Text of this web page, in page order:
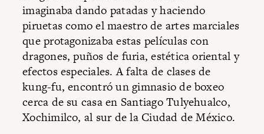
imaginaba dando patadas y haciendo
piruetas como el maestro de artes marciales
que protagonizaba estas películas con
dragones, puños de furia, estética oriental y
efectos especiales. A falta de clases de
kung-fu, encontró un gimnasio de boxeo
cerca de su casa en Santiago Tulyehualco,
Xochimilco, al sur de la Ciudad de México.